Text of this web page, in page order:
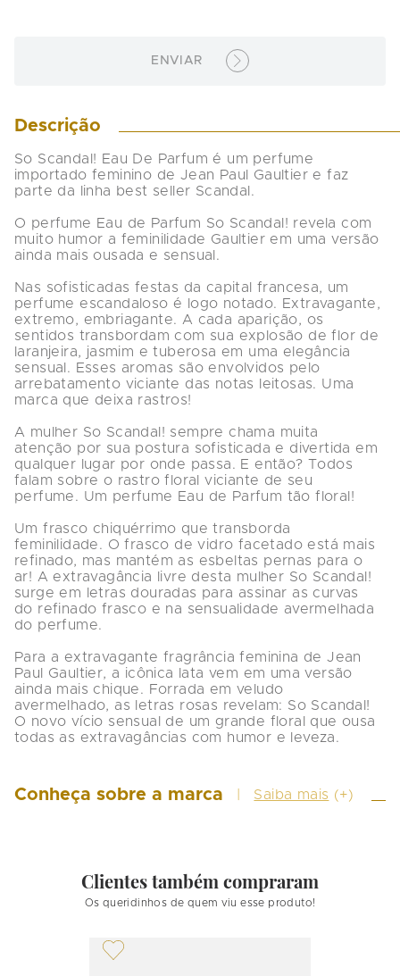
ENVIAR
Descrição
So Scandal! Eau De Parfum é um perfume
importado feminino de Jean Paul Gaultier e faz
parte da linha best seller Scandal.
O perfume Eau de Parfum So Scandal! revela com
muito humor a feminilidade Gaultier em uma versão
ainda mais ousada e sensual.
Nas sofisticadas festas da capital francesa, um
perfume escandaloso é logo notado. Extravagante,
extremo, embriagante. A cada aparição, os
sentidos transbordam com sua explosão de flor de
laranjeira, jasmim e tuberosa em uma elegância
sensual. Esses aromas são envolvidos pelo
arrebatamento viciante das notas leitosas. Uma
marca que deixa rastros!
A mulher So Scandal! sempre chama muita
atenção por sua postura sofisticada e divertida em
qualquer lugar por onde passa. E então? Todos
falam sobre o rastro floral viciante de seu
perfume. Um perfume Eau de Parfum tão floral!
Um frasco chiquérrimo que transborda
feminilidade. O frasco de vidro facetado está mais
refinado, mas mantém as esbeltas pernas para o
ar! A extravagância livre desta mulher So Scandal!
surge em letras douradas para assinar as curvas
do refinado frasco e na sensualidade avermelhada
do perfume.
Para a extravagante fragrância feminina de Jean
Paul Gaultier, a icônica lata vem em uma versão
ainda mais chique. Forrada em veludo
avermelhado, as letras rosas revelam: So Scandal!
O novo vício sensual de um grande floral que ousa
todas as extravagâncias com humor e leveza.
Conheça sobre a marca Saiba mais (+)
Clientes também compraram
Os queridinhos de quem viu esse produto!